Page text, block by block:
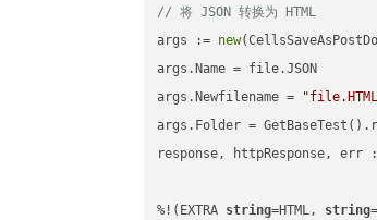
// 将 JSON 转换为 HTML
args := new
args.Name = file.JSON
args.Newfilename =
args.Folder =
response, httpResponse, err
%!(EXTRA string=HTML, string